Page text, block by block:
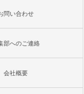
問い合わせ
部へのご連絡
会社概要